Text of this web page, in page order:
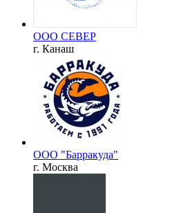
ООО СЕВЕР
г. Канаш
ООО "Барракуда"
г. Москва